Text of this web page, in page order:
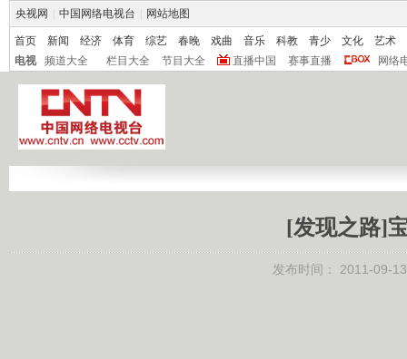
央视网 中国网络电视台 网站地图
首页 新闻 经济 体育 综艺 春晚 戏曲 音乐 科教 青少 文化
艺术
电视
频道大全 栏目大全 节目大全 直播中国 赛事直播 网络
[发现之路]
发布时间： 2011-09-